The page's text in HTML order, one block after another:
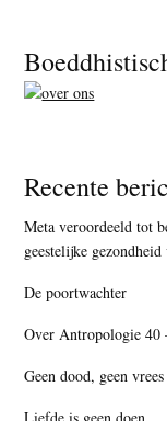
Footer
Recente
Meta veroordeeld tot
geestelijke
De poortwachter
Over Antropologie 40
Geen dood, geen